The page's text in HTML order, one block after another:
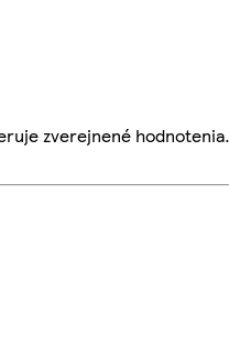
zverejnené hodnotenia.